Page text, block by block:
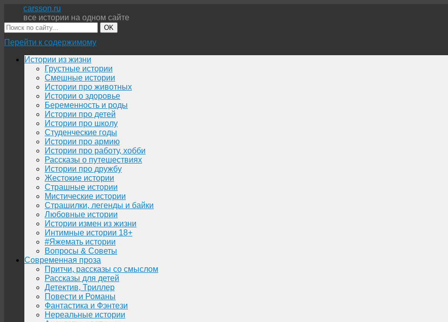
carsson.ru
все истории на одном сайте
OK
Перейти к содержимому
Истории из жизни
Грустные истории
Смешные истории
Истории про животных
Истории о здоровье
Беременность и роды
Истории про детей
Истории про школу
Студенческие годы
Истории про армию
Истории про работу, хобби
Рассказы о путешествиях
Истории про дружбу
Жестокие истории
Страшные истории
Мистические истории
Страшилки, легенды и байки
Любовные истории
Истории измен из жизни
Интимные истории 18+
#Яжемать истории
Вопросы & Советы
Современная проза
Притчи, рассказы со смыслом
Рассказы для детей
Детектив, Триллер
Повести и Романы
Фантастика и Фэнтези
Нереальные истории